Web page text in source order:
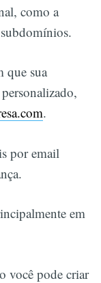
como a
que sua
.
por email
em
você pode criar